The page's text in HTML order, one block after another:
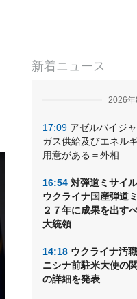
購読
新着ニュース
2026年
17:09 アゼルバイジ
ガス供給及びエネル
用意がある＝外相
16:54 対弾道ミサイ
ウクライナ国産弾道
２７年に成果を出す
大統領
14:18 ウクライナ汚
ニシナ前駐米大使の
の詳細を発表